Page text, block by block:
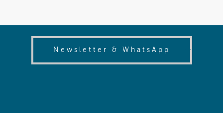
Newsletter & WhatsApp (opens in